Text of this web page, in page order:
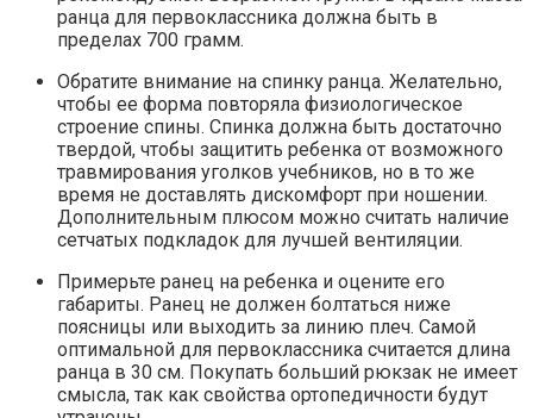
ранца для первоклассника должна быть в
пределах 700 грамм.
Обратите внимание на спинку ранца. Желательно,
чтобы ее форма повторяла физиологическое
строение спины. Спинка должна быть достаточно
твердой, чтобы защитить ребенка от возможного
травмирования уголков учебников, но в то же
время не доставлять дискомфорт при ношении.
Дополнительным плюсом можно считать наличие
сетчатых подкладок для лучшей вентиляции.
Примерьте ранец на ребенка и оцените его
габариты. Ранец не должен болтаться ниже
поясницы или выходить за линию плеч. Самой
оптимальной для первоклассника считается длина
ранца в 30 см. Покупать больший рюкзак не имеет
смысла, так как свойства ортопедичности будут